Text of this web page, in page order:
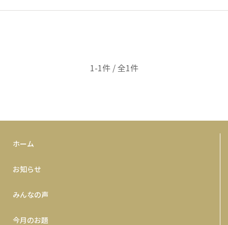
1-1件 / 全1件
ホーム
お知らせ
みんなの声
今月のお題